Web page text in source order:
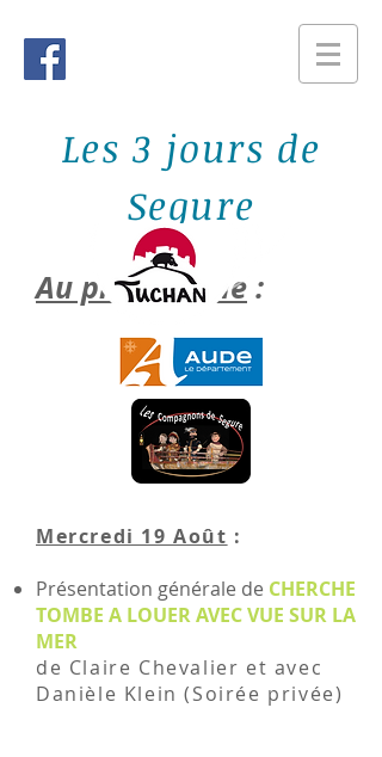
Les 3 jours de
Segure
Au programme :
Mercredi 19 Août :
Présentation générale de CHERCHE
TOMBE A LOUER AVEC VUE SUR LA
MER
de Claire Chevalier et avec
Danièle Klein (Soirée privée)